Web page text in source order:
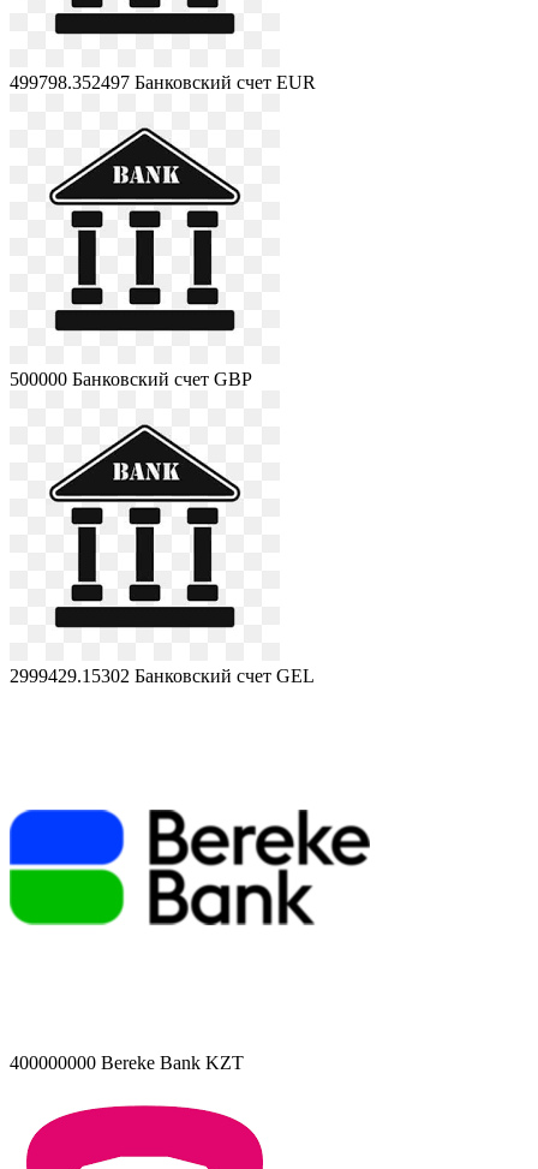
499798.352497 Банковский счет EUR
500000 Банковский счет GBP
2999429.15302 Банковский счет GEL
400000000 Bereke Bank KZT